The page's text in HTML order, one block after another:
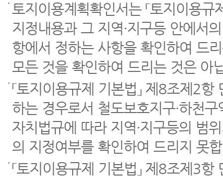
토지이용계획확인서는 「토지이용
지정내용과 그 지역·지구등 안에서
항에서 정하는 사항을 확인하여 드
모든 것을 확인하여 드리는 것은 아
「토지이용규제 기본법」 제8조제2
하는 경우로서 철도보호지구·하천
자치법규에 따라 지역·지구등의 범
의 지정여부를 확인하여 드리지 못
「토지이용규제 기본법」 제8조제3